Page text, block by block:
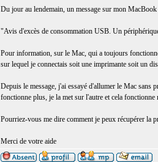
Du jour au lendemain, un message sur mon MacBook
"Avis d'excès de consommation USB. Un
Pour information, sur le Mac, qui a toujours
sur lequel je connectais soit une imprimante soit un
Depuis le message, j'ai essayé d'allumer le Mac sans
fonctionne plus, je la met sur l'autre et cela fonctionne
Pourriez-vous me dire comment je peux récupérer la
Merci de votre aide